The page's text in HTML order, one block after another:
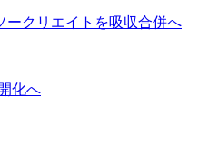
ークリエイトを吸収合併へ
化へ